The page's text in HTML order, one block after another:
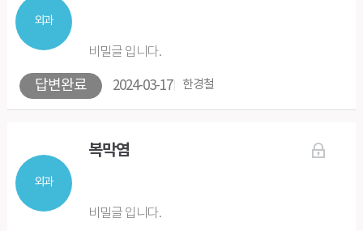
외과
답변완료
비밀글 입니다.
2024-03-17 한경철
외과
복막염
비밀글 입니다.